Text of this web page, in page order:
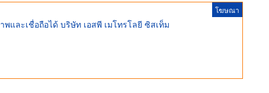
โฆษณา
ละเชื่อถือได้ บริษัท เอสพี เมโทรโลยี ซิสเท็ม